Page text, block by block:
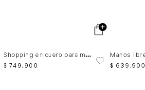
S
hopping en cuero para mujer Waves
$ 749 . 900 $ 639 . 900